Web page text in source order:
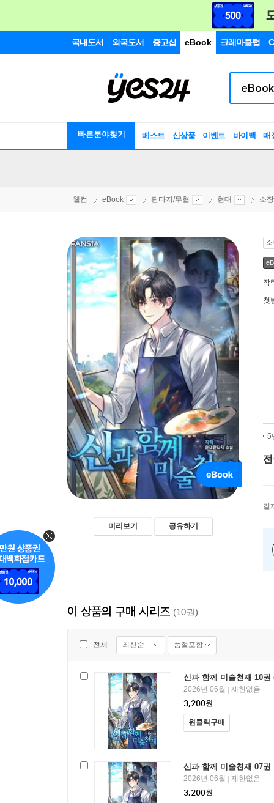
국내도서 외국도서 중고샵 eBook 크레마클럽
빠른분야찾기 베스트 신상품 이벤트 바이백 매
웰컴 eBook 판타지/무협 현대 소장
미리보기 공유하기
작
첫
5
결
이 상품의 구매 시리즈 (10권)
전체 최신순 품절포함
신과 함께 미술천재 10권
2026년 06월
제한없음
3,200원
원클릭구매
신과 함께 미술천재 07권
2026년 06월
제한없음
3,200원